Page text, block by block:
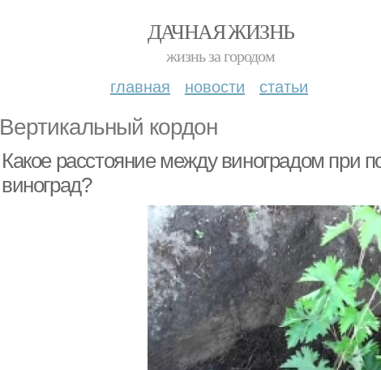
ДАЧНАЯ ЖИЗНЬ
жизнь за городом
главная новости статьи
Вертикальный кордон
Какое расстояние между виноградом при
виноград?